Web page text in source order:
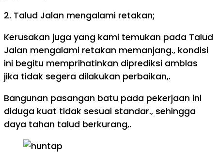
2. Talud Jalan mengalami retakan;
Kerusakan juga yang kami temukan pada Talud
Jalan mengalami retakan memanjang., kondisi
ini begitu memprihatinkan diprediksi amblas
jika tidak segera dilakukan perbaikan,.
Bangunan pasangan batu pada pekerjaan ini
diduga kuat tidak sesuai standar., sehingga
daya tahan talud berkurang,.